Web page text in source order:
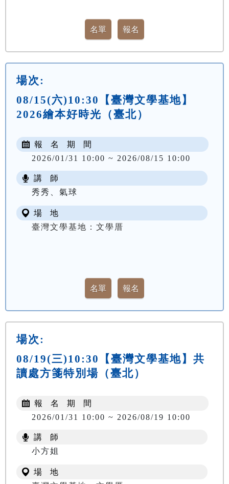
場次:
08/15(六)10:30【臺灣文學基地】
2026繪本好時光（臺北）
報 名 期 間
2026/01/31 10:00 ~ 2026/08/15 10:00
講 師
秀秀、氣球
場 地
臺灣文學基地：文學厝
場次:
08/19(三)10:30【臺灣文學基地】共
讀處方箋特別場（臺北）
報 名 期 間
2026/01/31 10:00 ~ 2026/08/19 10:00
講 師
小方姐
場 地